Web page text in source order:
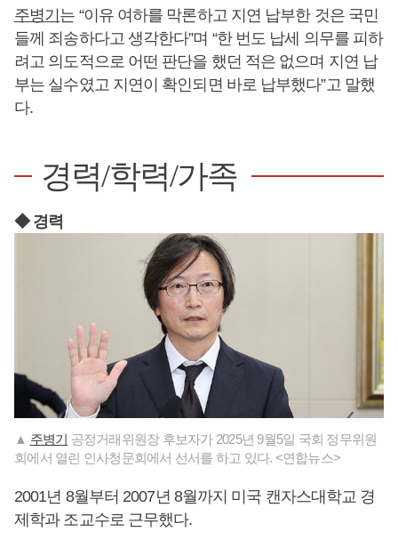
주병기 는 “이유 여하를 막론하고 지연 납부한 것은 국민
들께 죄송하다고 생각한다”며 “한 번도 납세 의무를 피하
려고 의도적으로 어떤 판단을 했던 적은 없으며 지연 납
부는 실수였고 지연이 확인되면 바로 납부했다”고 말했
다.
경력/학력/가족
◆ 경력
▲ 주병기 공정거래위원장 후보자가 2025년 9월5일 국회 정무위원
회에서 열린 인사청문회에서 선서를 하고 있다. <연합뉴스>
2001년 8월부터 2007년 8월까지 미국 캔자스대학교 경
제학과 조교수로 근무했다.